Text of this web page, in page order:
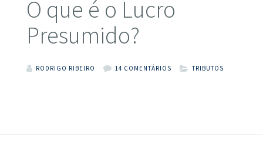
O que é o Lucro
Presumido?
RODRIGO RIBEIRO 14 COMENTÁRIOS TRIBUTOS